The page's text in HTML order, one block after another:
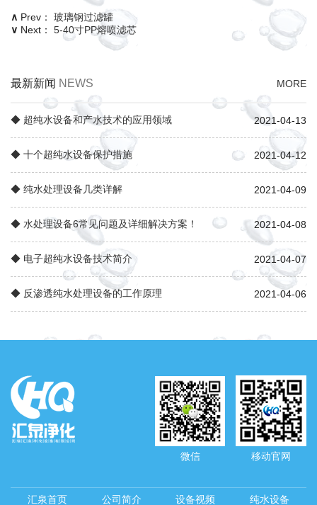
∧ Prev： 玻璃钢过滤罐
∨ Next： 5-40寸PP熔喷滤芯
最新新闻 NEWS MORE
◆ 超纯水设备和产水技术的应用领域 2021-04-13
◆ 十个超纯水设备保护措施 2021-04-12
◆ 纯水处理设备几类详解 2021-04-09
◆ 水处理设备6常见问题及详细解决方案！ 2021-04-08
◆ 电子超纯水设备技术简介 2021-04-07
◆ 反渗透纯水处理设备的工作原理 2021-04-06
微信 移动官网
汇泉首页 公司简介 设备视频 纯水设备